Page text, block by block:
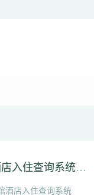
110官网住宿酒店查询系统【全国统一宾馆酒店入住查询系统APP】
酒店入住查询系统